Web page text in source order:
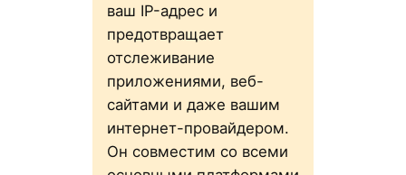
ваш IP-адрес и
предотвращает
отслеживание
приложениями, веб-
сайтами и даже вашим
интернет-провайдером.
Он совместим со всеми